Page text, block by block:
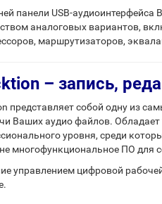
панели USB-
аналоговых вариантов,
маршрутизаторов,
– запись,
представляет собой одну из
Ваших аудио файлов.
уровня, среди
многофункциональное ПО для
управлением цифровой